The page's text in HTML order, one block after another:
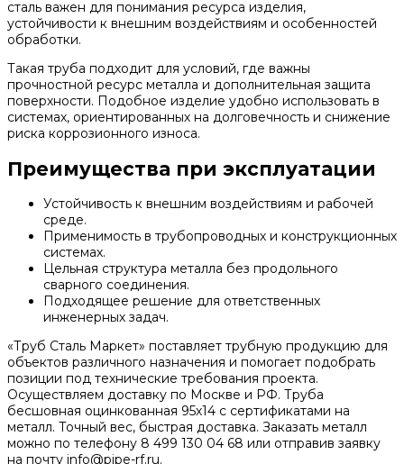
сталь важен для понимания ресурса изделия,
устойчивости к внешним воздействиям и особенностей
обработки.
Такая труба подходит для условий, где важны
прочностной ресурс металла и дополнительная защита
поверхности. Подобное изделие удобно использовать в
системах, ориентированных на долговечность и снижение
риска коррозионного износа.
Преимущества при эксплуатации
Устойчивость к внешним воздействиям и рабочей
среде.
Применимость в трубопроводных и конструкционных
системах.
Цельная структура металла без продольного
сварного соединения.
Подходящее решение для ответственных
инженерных задач.
«Труб Сталь Маркет» поставляет трубную продукцию для
объектов различного назначения и помогает подобрать
позиции под технические требования проекта.
Осуществляем доставку по Москве и РФ. Труба
бесшовная оцинкованная 95х14 с сертификатами на
металл. Точный вес, быстрая доставка. Заказать металл
можно по телефону 8 499 130 04 68 или отправив заявку
на почту info@pipe-rf.ru.